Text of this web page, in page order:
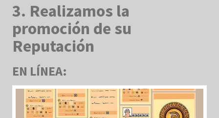
3. Realizamos la
promoción de su
Reputación
EN LÍNEA: